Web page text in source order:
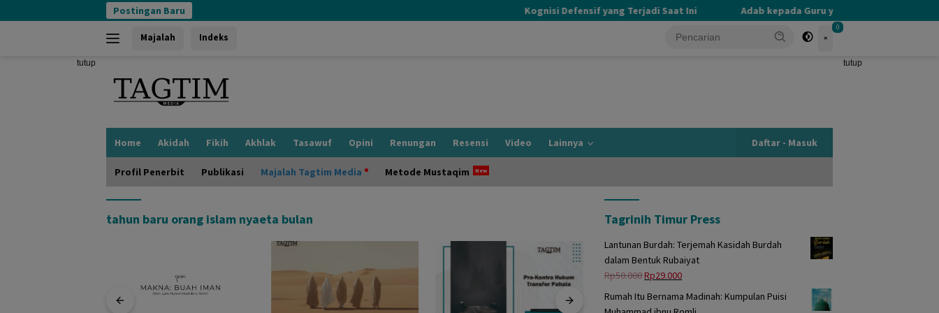
ke
Postingan Baru Kognisi Defensif yang Terjadi Saat Ini Adab kepada Guru yang Terlupakan
Majalah Indeks
0
tutup tutup
Home Akidah Fikih Akhlak Tasawuf Opini Renungan Resensi Video Lainnya Daftar - Masuk
Profil Penerbit Publikasi Majalah Tagtim Media Metode Mustaqim
tahun baru orang islam nyaeta bulan Tagrinih Timur Press
Lantunan Burdah: Terjemah Kasidah Burdah
dalam Bentuk Rubaiyat
Rp50.000Harga
adalah:
Rp29.000Harga
Rumah Itu Bernama Madinah: Kumpulan Puisi